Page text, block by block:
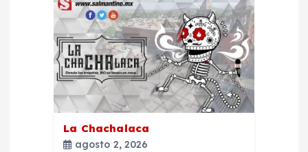
La Chachalaca
agosto 2, 2026